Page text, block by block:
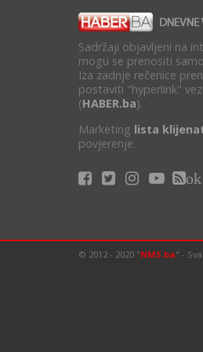
Sadržaji objavljeni na
mogu se prenositi
Iza zadnje rečenice
postaviti "hyperlink"
(HABER.ba).
Marketing lista
povjerenje.
ok
© 2012 - 2020 "NMS.ba" -